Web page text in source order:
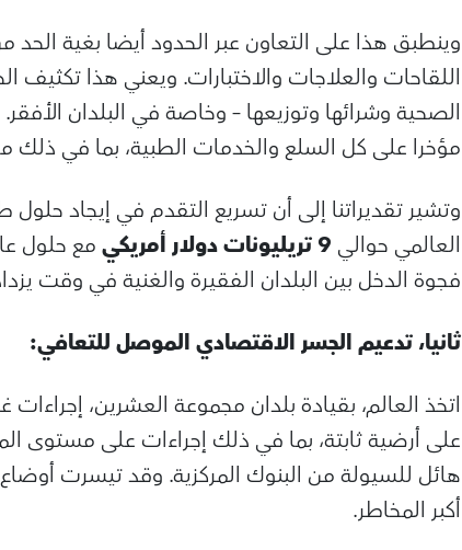
وينطبق هذا على التعاون عبر الحدود أيضا بغية
اللقاحات والعلاجات والاختبارات. ويعني هذا
الصحية وشرائها وتوزيعها – وخاصة في البلدان
مؤخرا على كل السلع والخدمات الطبية، بما في ذلك
وتشير تقديراتنا إلى أن تسريع التقدم في إيجاد
العالمي حوالي 9 تريليونات دولار أمريكي
فجوة الدخل بين البلدان الفقيرة والغنية في وقت
ثانيا، تدعيم الجسر الاقتصادي الموصل للتعافي:
اتخذ العالم، بقيادة بلدان مجموعة العشرين،
على أرضية ثابتة، بما في ذلك إجراءات على مستوى
هائل للسيولة من البنوك المركزية. وقد تيسرت
أكبر المخاطر.